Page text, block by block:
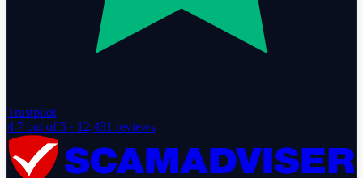
Trustpilot
4.7 out of 5 · 12,431 reviews